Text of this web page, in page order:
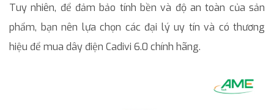
Tuy nhiên, để đảm bảo tính bền và độ an toàn của sản
phẩm, bạn nên lựa chọn các đại lý uy tín và có thương
hiệu để mua dây điện Cadivi 6.0 chính hãng.